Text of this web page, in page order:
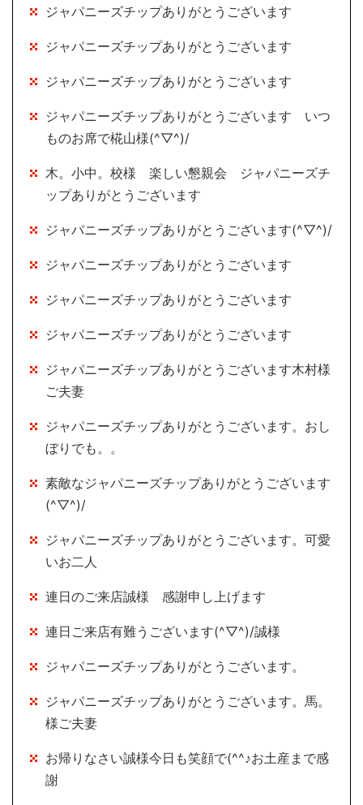
ジャパニーズチップありがとうございます
ジャパニーズチップありがとうございます
ジャパニーズチップありがとうございます
ジャパニーズチップありがとうございます いつ
ものお席で椛山様(^▽^)/
木。小中。校様 楽しい懇親会 ジャパニーズチ
ップありがとうございます
ジャパニーズチップありがとうございます(^▽^)/
ジャパニーズチップありがとうございます
ジャパニーズチップありがとうございます
ジャパニーズチップありがとうございます
ジャパニーズチップありがとうございます木村様
ご夫妻
ジャパニーズチップありがとうございます。おし
ぼりでも。。
素敵なジャパニーズチップありがとうございます
(^▽^)/
ジャパニーズチップありがとうございます。可愛
いお二人
連日のご来店誠様 感謝申し上げます
連日ご来店有難うございます(^▽^)/誠様
ジャパニーズチップありがとうございます。
ジャパニーズチップありがとうございます。馬。
様ご夫妻
お帰りなさい誠様今日も笑顔で(^^♪お土産まで感
謝